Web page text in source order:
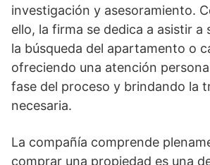
investigación y asesoramiento.
ello, la firma se dedica a asistir a
la búsqueda del apartamento o
ofreciendo una atención
fase del proceso y brindando la
necesaria.
La compañía comprende
comprar una propiedad es una